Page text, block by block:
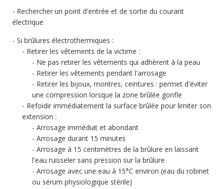
Rechercher un point d'entrée et de sortie du courant
électrique
Si brûlures électrothermiques :
Retirer les vêtements de la victime :
Ne pas retirer les vêtements qui adhèrent à la peau
Retirer les vêtements pendant l'arrosage
Retirer les bijoux, montres, ceintures : permet d'éviter
une compression lorsque la zone brûlée gonfle
Refoidir immédiatement la surface brûlée pour limiter son
extension :
Arrosage immédiat et abondant
Arrosage durant 15 minutes
Arrosage à 15 centimètres de la brûlure en laissant
l'eau ruisseler sans pression sur la brûlure
Arrosage avec une eau à 15°C environ (eau du robinet
ou sérum physiologique stérile)